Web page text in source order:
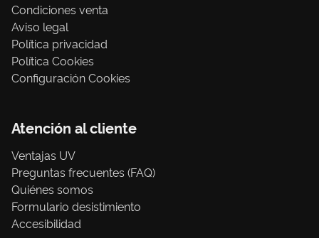
Condiciones venta
Aviso legal
Política privacidad
Política Cookies
Configuración Cookies
Atención al cliente
Ventajas UV
Preguntas frecuentes (FAQ)
Quiénes somos
Formulario desistimiento
Accesibilidad